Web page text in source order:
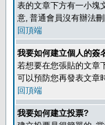
表的文章下方有一小塊
意, 普通會員沒有辦法
回頂端
我要如何建立個人的簽
若想要在您張貼的文章
可以預防您再發表文章
回頂端
我要如何建立投票?